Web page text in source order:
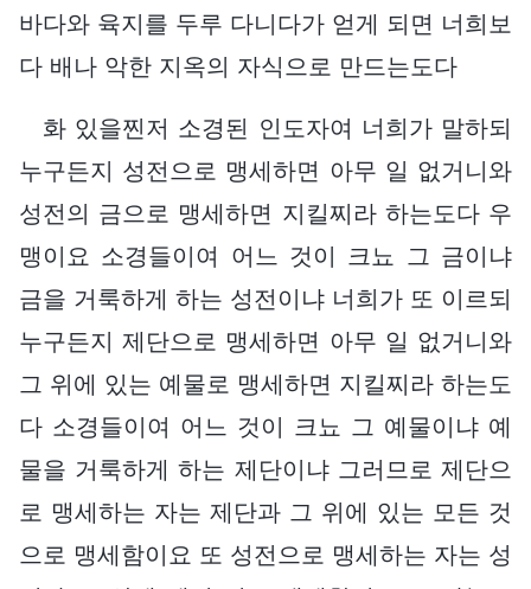
바다와 육지를 두루 다니다가 얻게 되면 너희보
다 배나 악한 지옥의 자식으로 만드는도다
화 있을찐저 소경된 인도자여 너희가 말하되
누구든지 성전으로 맹세하면 아무 일 없거니와
성전의 금으로 맹세하면 지킬찌라 하는도다 우
맹이요 소경들이여 어느 것이 크뇨 그 금이냐
금을 거룩하게 하는 성전이냐 너희가 또 이르되
누구든지 제단으로 맹세하면 아무 일 없거니와
그 위에 있는 예물로 맹세하면 지킬찌라 하는도
다 소경들이여 어느 것이 크뇨 그 예물이냐 예
물을 거룩하게 하는 제단이냐 그러므로 제단으
로 맹세하는 자는 제단과 그 위에 있는 모든 것
으로 맹세함이요 또 성전으로 맹세하는 자는 성